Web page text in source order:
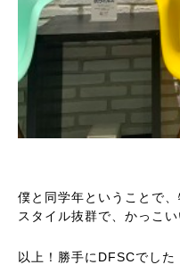
僕と同学年ということで
スタイル抜群で、かっこい
以上！勝手にDFSCでした